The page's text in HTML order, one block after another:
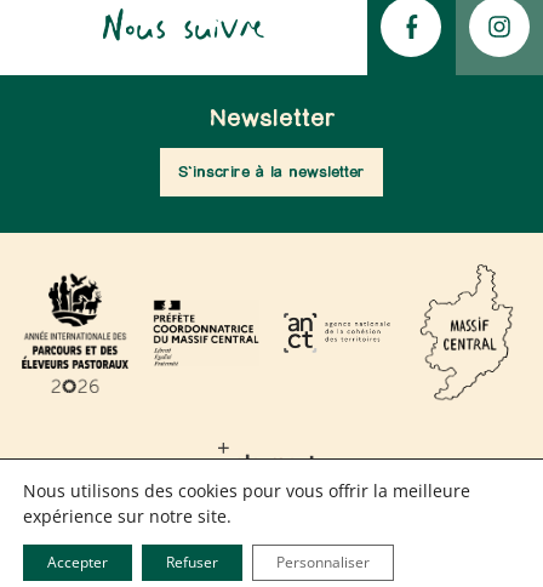
Nous suivre
Newsletter
S'inscrire à la newsletter
MENTIONS LÉGALES
Nous utilisons des cookies pour vous offrir la meilleure
expérience sur notre site.
Accepter Refuser Personnaliser